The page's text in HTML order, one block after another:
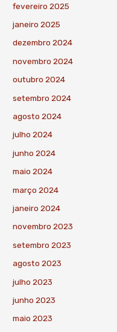
fevereiro 2025
janeiro 2025
dezembro 2024
novembro 2024
outubro 2024
setembro 2024
agosto 2024
julho 2024
junho 2024
maio 2024
março 2024
janeiro 2024
novembro 2023
setembro 2023
agosto 2023
julho 2023
junho 2023
maio 2023